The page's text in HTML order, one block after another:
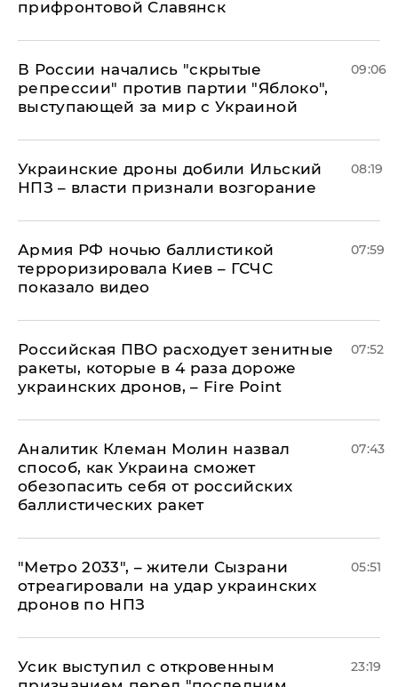
прифронтовой Славянск
В России начались "скрытые
репрессии" против партии "Яблоко",
выступающей за мир с Украиной
09:06
Украинские дроны добили Ильский
НПЗ – власти признали возгорание
08:19
Армия РФ ночью баллистикой
терроризировала Киев – ГСЧС
показало видео
07:59
Российская ПВО расходует зенитные
ракеты, которые в 4 раза дороже
украинских дронов, – Fire Point
07:52
Аналитик Клеман Молин назвал
способ, как Украина сможет
обезопасить себя от российских
баллистических ракет
07:43
"Метро 2033", – жители Сызрани
отреагировали на удар украинских
дронов по НПЗ
05:51
Усик выступил с откровенным
23:19